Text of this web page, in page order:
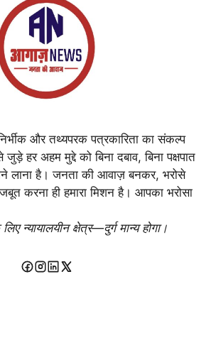
और तथ्यपरक पत्रकारिता का संकल्प
हर अहम मुद्दे को बिना दबाव, बिना पक्षपात
लाना है। जनता की आवाज़ बनकर, भरोसे
करना ही हमारा मिशन है। आपका भरोसा
न्यायालयीन क्षेत्र—दुर्ग मान्य होगा।